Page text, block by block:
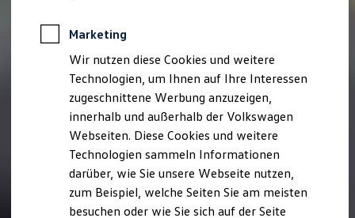
Rekuperation
Laden unterwegs
Laden Zuhause
Ladestationen finden
Ladezeitensimulator
Batterie
Sicherheit
Nachhaltigkeit
Technologie
Kosten und Kauf
Verbrauchskosten
Marketing
Wir nutzen diese Cookies und weitere
Technologien, um Ihnen auf Ihre Interessen
zugeschnittene Werbung anzuzeigen,
innerhalb und außerhalb der Volkswagen
Webseiten. Diese Cookies und weitere
Technologien sammeln Informationen
darüber, wie Sie unsere Webseite nutzen,
zum Beispiel, welche Seiten Sie am meisten
besuchen oder wie Sie sich auf der Seite